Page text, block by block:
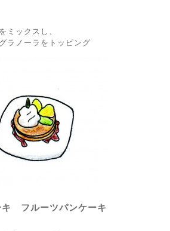
ミックスし、
ラノーラをトッピング
キ フルーツパンケーキ